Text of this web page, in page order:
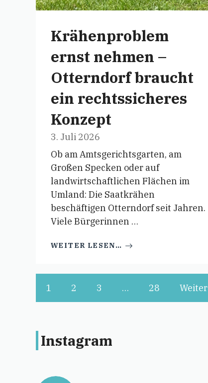
Krähenproblem
ernst nehmen –
Otterndorf braucht
ein rechtssicheres
Konzept
3. Juli 2026
Ob am Amtsgerichtsgarten, am
Großen Specken oder auf
landwirtschaftlichen Flächen im
Umland: Die Saatkrähen
beschäftigen Otterndorf seit Jahren.
Viele Bürgerinnen …
WEITER LESEN…
1 2 3 … 28 Weiter
Instagram